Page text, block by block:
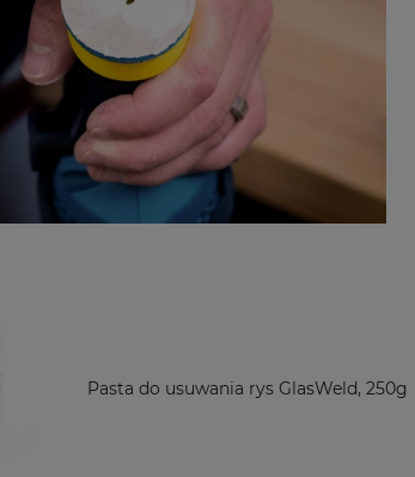
Pasta do usuwania rys GlasWeld, 250g